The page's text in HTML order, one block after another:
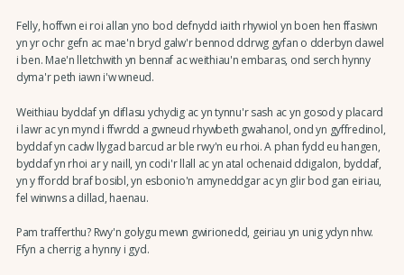
Felly, hoffwn ei roi allan yno bod defnydd iaith rhywiol yn boen hen ffasiwn
yn yr ochr gefn ac mae'n bryd galw'r bennod ddrwg gyfan o dderbyn dawel
i ben. Mae'n lletchwith yn bennaf ac weithiau'n embaras, ond serch hynny
dyma'r peth iawn i'w wneud.
Weithiau byddaf yn diflasu ychydig ac yn tynnu'r sash ac yn gosod y placard
i lawr ac yn mynd i ffwrdd a gwneud rhywbeth gwahanol, ond yn gyffredinol,
byddaf yn cadw llygad barcud ar ble rwy'n eu rhoi. A phan fydd eu hangen,
byddaf yn rhoi ar y naill, yn codi'r llall ac yn atal ochenaid ddigalon, byddaf,
yn y ffordd braf bosibl, yn esbonio'n amyneddgar ac yn glir bod gan eiriau,
fel winwns a dillad, haenau.
Pam trafferthu? Rwy'n golygu mewn gwirionedd, geiriau yn unig ydyn nhw.
Ffyn a cherrig a hynny i gyd.